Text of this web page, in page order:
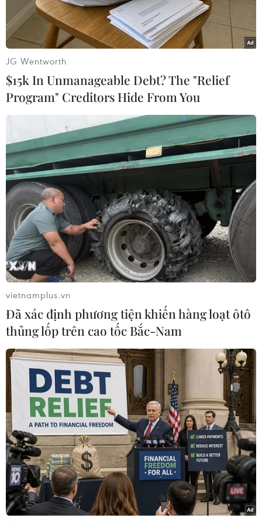
Lực lượng ủng hộ Chính phủ Libya giao tranh với các tay súng
từ miền Đông tại ngoại ô Tripoli ngày 8/4/2019. (Ảnh:
AFP/TTXVN)
Tổng Thư ký Liên hợp quốc Antonio Guterres
ngày 10/4 đã kêu gọi các bên tại Libya ngừng
bắn nhằm tránh để thủ đô Tripoli biến thành
"chiến trường đẫm máu."
Phát biểu với báo giới sau cuộc họp kín của Hội
đồng Bảo an Liên hợp quốc về căng thẳng hiện
nay tại Libya, Tổng Thư ký Liên hợp
quốc Guterres nhấn mạnh vẫn còn thời gian để
các bên ngừng bắn, chấm dứt các hành động
hiếu chiến, tránh nguy cơ xảy ra điều tồi tệ nhất
là biến Tripoli thành "chiến trường đẫm máu."
Theo ông, Libya hiện đang đối mặt với tình hình
"rất nguy hiểm." Do đó, các bên cần ngừng giao
tranh để tạo điều kiện tái khởi động đàm phán
chính trị nghiêm túc.
[Leo thang giao tranh quanh Tripoli trước
phiên họp của HĐBA về Libya]
JG Wentworth
$15k In Unmanageable Debt? The "Relief
Program" Creditors Hide From You
vietnamplus.vn
Đã xác định phương tiện khiến hàng loạt ôtô
thủng lốp trên cao tốc Bắc-Nam